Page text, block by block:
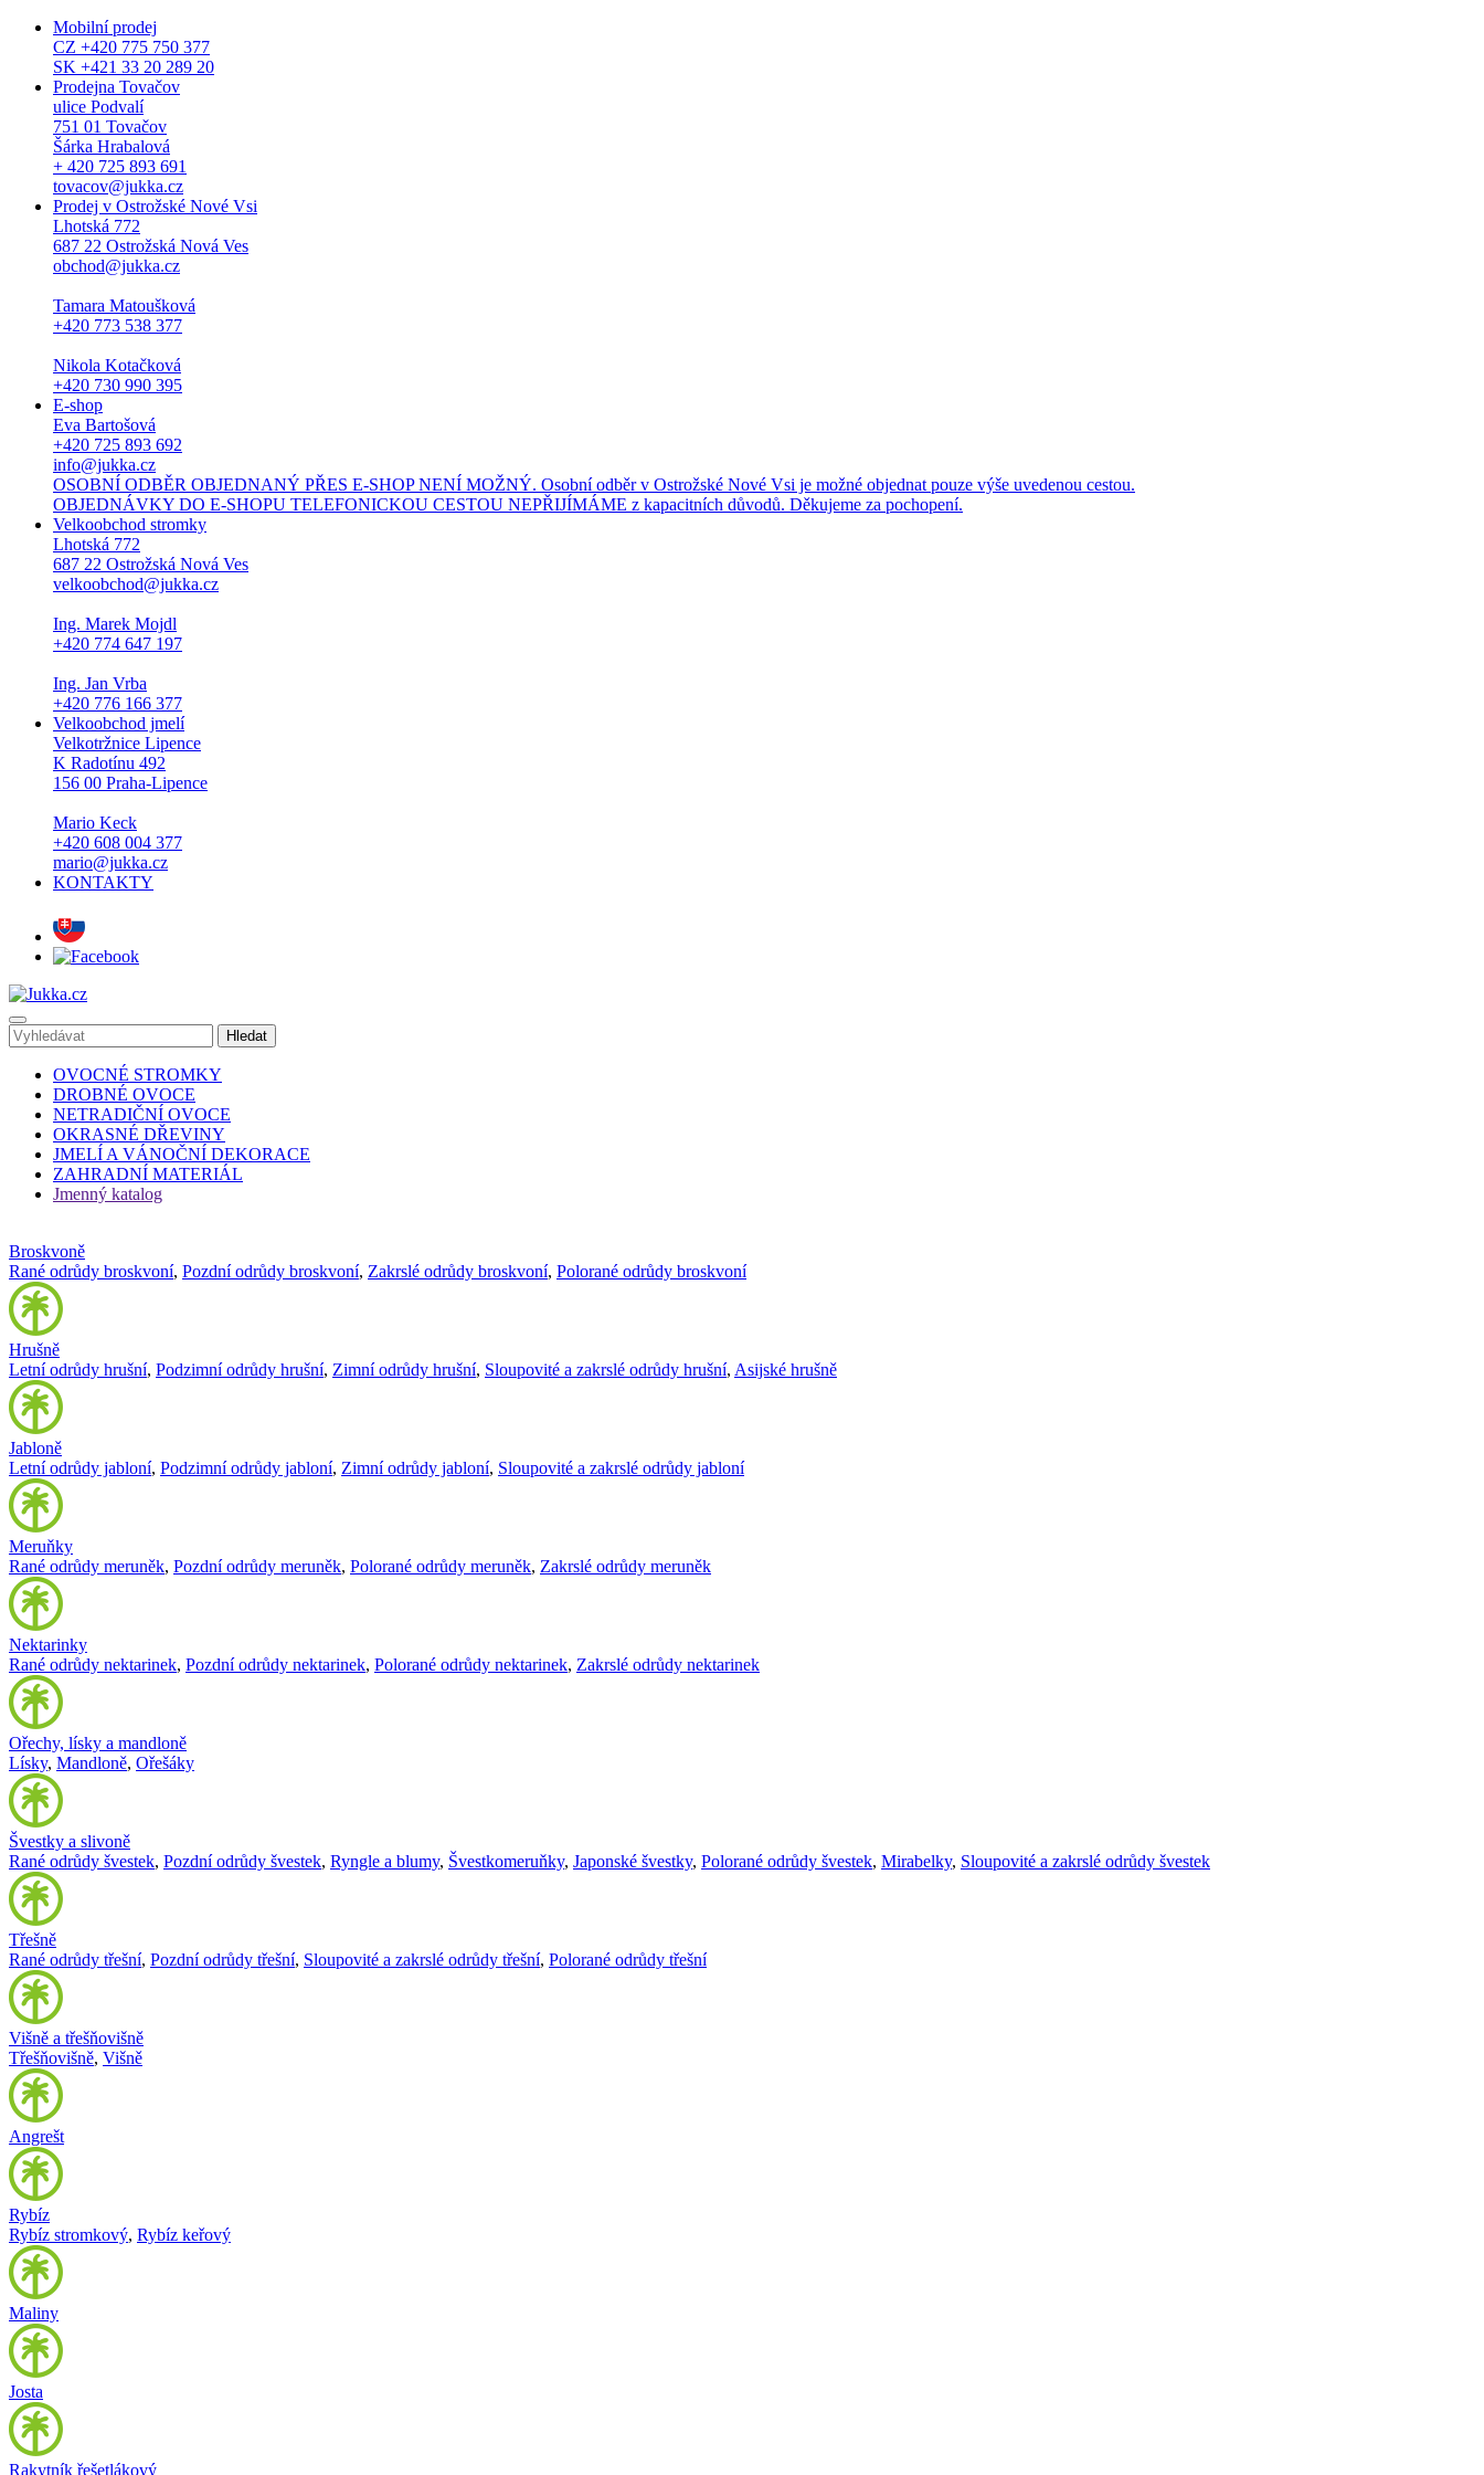
Mobilní prodej
CZ +420 775 750 377
SK +421 33 20 289 20
Prodejna Tovačov
ulice Podvalí
751 01 Tovačov
Šárka Hrabalová
+ 420 725 893 691
tovacov@jukka.cz
Prodej v Ostrožské Nové Vsi
Lhotská 772
687 22 Ostrožská Nová Ves
obchod@jukka.cz
Tamara Matoušková
+420 773 538 377
Nikola Kotačková
+420 730 990 395
E-shop
Eva Bartošová
+420 725 893 692
info@jukka.cz
OSOBNÍ ODBĚR OBJEDNANÝ PŘES E-SHOP NENÍ MOŽNÝ. Osobní odběr v Ostrožské Nové Vsi je možné objednat pouze výše uvedenou cestou.
OBJEDNÁVKY DO E-SHOPU TELEFONICKOU CESTOU NEPŘIJÍMÁME z kapacitních důvodů. Děkujeme za pochopení.
Velkoobchod stromky
Lhotská 772
687 22 Ostrožská Nová Ves
velkoobchod@jukka.cz
Ing. Marek Mojdl
+420 774 647 197
Ing. Jan Vrba
+420 776 166 377
Velkoobchod jmelí
Velkotržnice Lipence
K Radotínu 492
156 00 Praha-Lipence
Mario Keck
+420 608 004 377
mario@jukka.cz
KONTAKTY
OVOCNÉ STROMKY
DROBNÉ OVOCE
NETRADIČNÍ OVOCE
OKRASNÉ DŘEVINY
JMELÍ A VÁNOČNÍ DEKORACE
ZAHRADNÍ MATERIÁL
Jmenný katalog
Broskvoně
Rané odrůdy broskvoní, Pozdní odrůdy broskvoní, Zakrslé odrůdy broskvoní, Polorané odrůdy broskvoní
Hrušně
Letní odrůdy hrušní, Podzimní odrůdy hrušní, Zimní odrůdy hrušní, Sloupovité a zakrslé odrůdy hrušní, Asijské hrušně
Jabloně
Letní odrůdy jabloní, Podzimní odrůdy jabloní, Zimní odrůdy jabloní, Sloupovité a zakrslé odrůdy jabloní
Meruňky
Rané odrůdy meruněk, Pozdní odrůdy meruněk, Polorané odrůdy meruněk, Zakrslé odrůdy meruněk
Nektarinky
Rané odrůdy nektarinek, Pozdní odrůdy nektarinek, Polorané odrůdy nektarinek, Zakrslé odrůdy nektarinek
Ořechy, lísky a mandloně
Lísky, Mandloně, Ořešáky
Švestky a slivoně
Rané odrůdy švestek, Pozdní odrůdy švestek, Ryngle a blumy, Švestkomeruňky, Japonské švestky, Polorané odrůdy švestek, Mirabelky, Sloupovité a zakrslé odrůdy švestek
Třešně
Rané odrůdy třešní, Pozdní odrůdy třešní, Sloupovité a zakrslé odrůdy třešní, Polorané odrůdy třešní
Višně a třešňovišně
Třešňovišně, Višně
Angrešt
Rybíz
Rybíz stromkový, Rybíz keřový
Maliny
Josta
Rakytník řešetlákový